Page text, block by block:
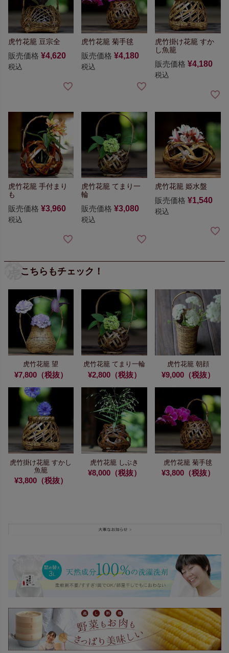
虎竹花籠 豆宗全
販売価格 ¥4,620
税込
虎竹花籠 菊手毬
販売価格 ¥4,180
税込
虎竹掛け花籠 すか
し魚籠
販売価格 ¥4,180
税込
虎竹花籠 手付まり
も
販売価格 ¥3,960
税込
虎竹花籠 てまり一
輪
販売価格 ¥3,080
税込
虎竹花籠 姫水盤
販売価格 ¥1,540
税込
こちらもチェック！
虎竹花籠 望
¥7,800（税抜）
虎竹花籠 てまり一輪
¥2,800（税抜）
虎竹花籠 朝顔
¥9,000（税抜）
虎竹掛け花籠 すかし
魚籠
¥3,800（税抜）
虎竹花籠 しぶき
¥8,000（税抜）
虎竹花籠 菊手毬
¥3,800（税抜）